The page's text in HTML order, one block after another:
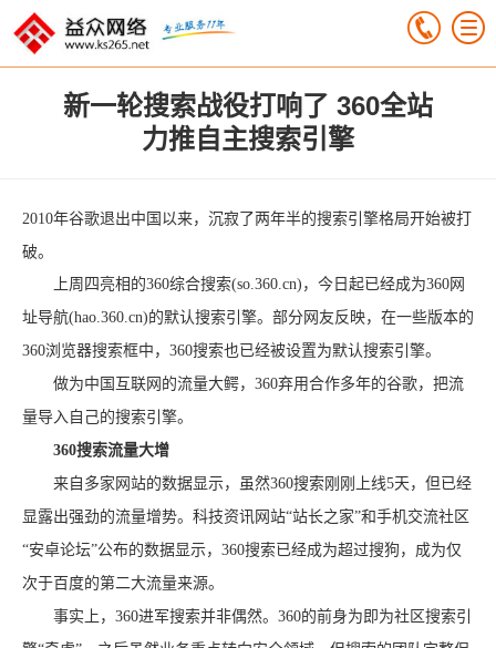
新一轮搜索战役打响了 360全站
力推自主搜索引擎
2010年谷歌退出中国以来，沉寂了两年半的搜索引擎格局开始被打
破。
上周四亮相的360综合搜索(so.360.cn)，今日起已经成为360网
址导航(hao.360.cn)的默认搜索引擎。部分网友反映，在一些版本的
360浏览器搜索框中，360搜索也已经被设置为默认搜索引擎。
做为中国互联网的流量大鳄，360弃用合作多年的谷歌，把流
量导入自己的搜索引擎。
360搜索流量大增
来自多家网站的数据显示，虽然360搜索刚刚上线5天，但已经
显露出强劲的流量增势。科技资讯网站“站长之家”和手机交流社区
“安卓论坛”公布的数据显示，360搜索已经成为超过搜狗，成为仅
次于百度的第二大流量来源。
事实上，360进军搜索并非偶然。360的前身为即为社区搜索引